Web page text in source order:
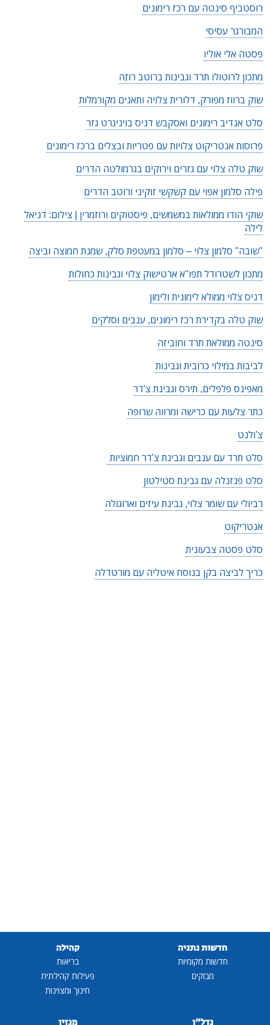
רוסטביף סינטה עם רכז רימונים
המבורגר עסיסי
פסטה אלי אוליו
מתכון לרוטולו תרד וגבינות ברוטב רוזֶה
שוק ברווז מפורק, דלורית צלויה ותאנים מקורמלות
סלט אנדיב רימונים ואסקבש דניס בויניגרט גזר
פרוסות אנטריקוט צלויות עם פטריות ובצלים ברכז רימונים
שוק טלה צלוי עם גזרים וירוקים בגרמולטה הדרים
פילה סלמון אפוי עם קשקשי זוקיני ורוטב הדרים
שוקי הודו ממולאות במשמשים, פיסטוקים ורוזמרין | צילום: דניאל
לילה
"שובה" סלמון צלוי – סלמון במעטפת סלק, שמנת חמוצה וביצה
מתכון לשטרודל תפו"א ארטישוק צלוי וגבינות כחולות
דניס צלוי ממולא לימונית ולימון
שוק טלה בקדירת רכז רימונים, ענבים וסלקים
סינטה ממולאת תרד וחוביזה
לביבות במילוי כרובית וגבינות
מאפינס פלפלים, תירס וגבינת צ'דר
כתר צלעות עם כרישה ומרווה שרופה
צ'ולנט
סלט תרד עם ענבים וגבינת צ'דר חמוציות
סלט פנזנלה עם גבינת סטילטון
רביולי עם שומר צלוי, גבינת עיזים וארוגולה
אנטריקוט
סלט פסטה צבעונית
כריך לביצה בקן בנוסח איטליה עם מורטדלה
חדשות נתניה
חדשות מקומיות
מבזקים
קהילה
בריאות
פעילות קהילתית
חינוך ומצוינות
נדל"ן מגזין